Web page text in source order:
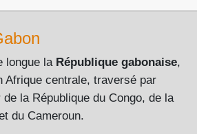
longue la République gabonaise,
Afrique centrale, traversé par
de la République du Congo, de la
du Cameroun.